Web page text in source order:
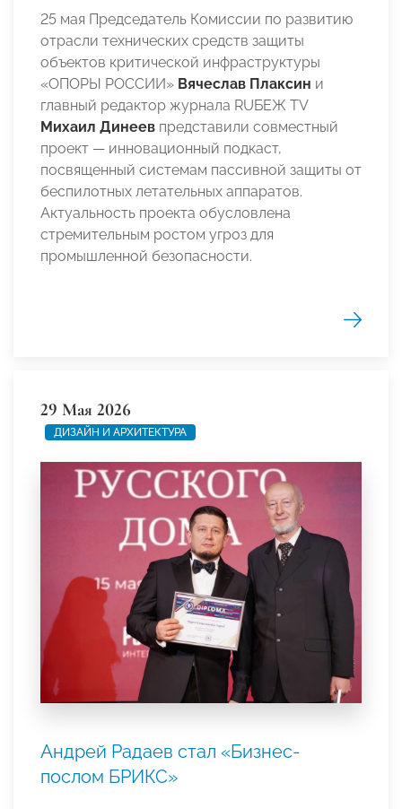
25 мая Председатель Комиссии по развитию
отрасли технических средств защиты
объектов критической инфраструктуры
«ОПОРЫ РОССИИ» Вячеслав Плаксин и
главный редактор журнала RUБЕЖ TV
Михаил Динеев представили совместный
проект — инновационный подкаст,
посвященный системам пассивной защиты от
беспилотных летательных аппаратов.
Актуальность проекта обусловлена
стремительным ростом угроз для
промышленной безопасности.
29 Мая 2026
ДИЗАЙН И АРХИТЕКТУРА
Андрей Радаев стал «Бизнес-
послом БРИКС»